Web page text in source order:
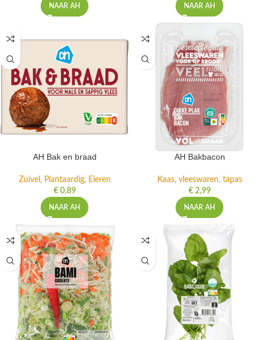
NAAR AH NAAR AH
AH Bak en braad
Zuivel, Plantaardig, Eieren
€0,89
NAAR AH
AH Bakbacon
Kaas, vleeswaren, tapas
€2,99
NAAR AH